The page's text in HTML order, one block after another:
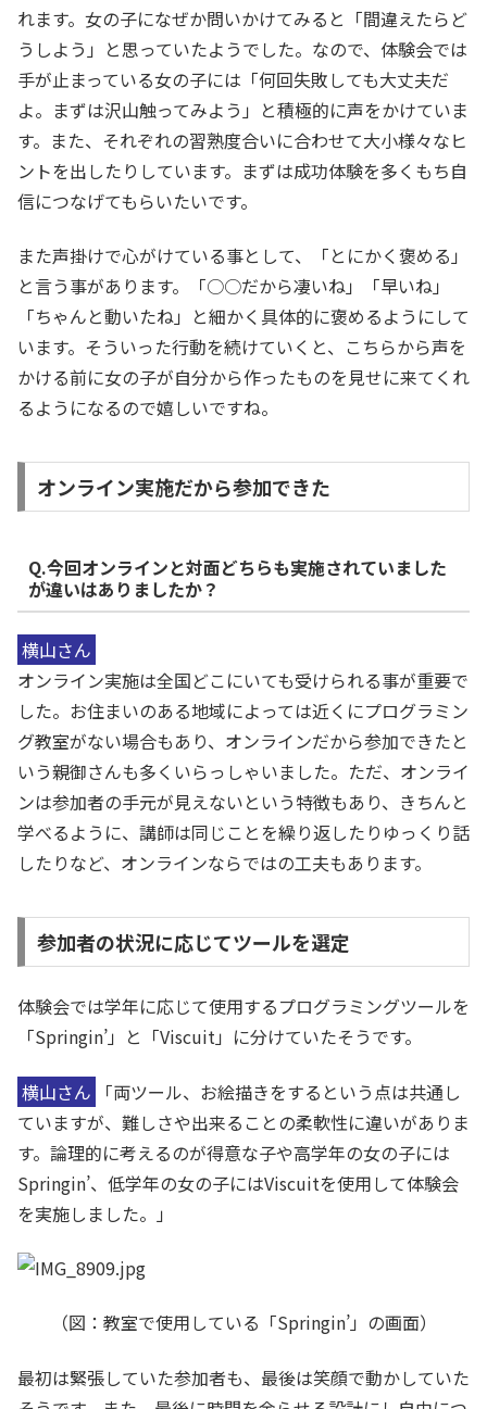
れます。女の子になぜか問いかけてみると「間違えたらど
うしよう」と思っていたようでした。なので、体験会では
手が止まっている女の子には「何回失敗しても大丈夫だ
よ。まずは沢山触ってみよう」と積極的に声をかけていま
す。また、それぞれの習熟度合いに合わせて大小様々なヒ
ントを出したりしています。まずは成功体験を多くもち自
信につなげてもらいたいです。
また声掛けで心がけている事として、「とにかく褒める」
と言う事があります。「○○だから凄いね」「早いね」
「ちゃんと動いたね」と細かく具体的に褒めるようにして
います。そういった行動を続けていくと、こちらから声を
かける前に女の子が自分から作ったものを見せに来てくれ
るようになるので嬉しいですね。
オンライン実施だから参加できた
Q.今回オンラインと対面どちらも実施されていました
が違いはありましたか？
横山さん
オンライン実施は全国どこにいても受けられる事が重要で
した。お住まいのある地域によっては近くにプログラミン
グ教室がない場合もあり、オンラインだから参加できたと
いう親御さんも多くいらっしゃいました。ただ、オンライ
ンは参加者の手元が見えないという特徴もあり、きちんと
学べるように、講師は同じことを繰り返したりゆっくり話
したりなど、オンラインならではの工夫もあります。
参加者の状況に応じてツールを選定
体験会では学年に応じて使用するプログラミングツールを
「Springin’」と「Viscuit」に分けていたそうです。
横山さん
「両ツール、お絵描きをするという点は共通し
ていますが、難しさや出来ることの柔軟性に違いがありま
す。論理的に考えるのが得意な子や高学年の女の子には
Springin’、低学年の女の子にはViscuitを使用して体験会
を実施しました。」
（図：教室で使用している「Springin’」の画面）
最初は緊張していた参加者も、最後は笑顔で動かしていた